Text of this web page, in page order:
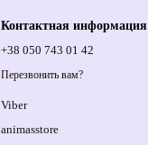
Контактная информация
+38 050 743 01 42
Перезвонить вам?
Viber
animasstore